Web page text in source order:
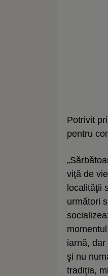
Potrivit
pentru
viţă de
localităţii
următori
iarnă,
şi nu
tradiţia,